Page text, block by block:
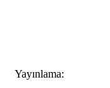
Yayınlama: